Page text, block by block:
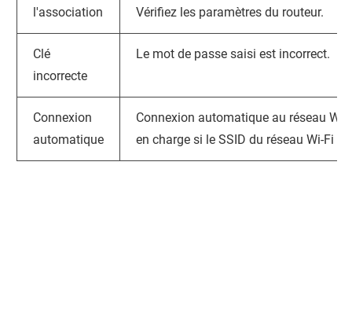
l'association
Vérifiez les paramètres du routeur.
Clé
incorrecte
Le mot de passe saisi est incorrect.
Connexion
automatique
Connexion automatique au réseau Wi-
en charge si le SSID du réseau Wi-Fi